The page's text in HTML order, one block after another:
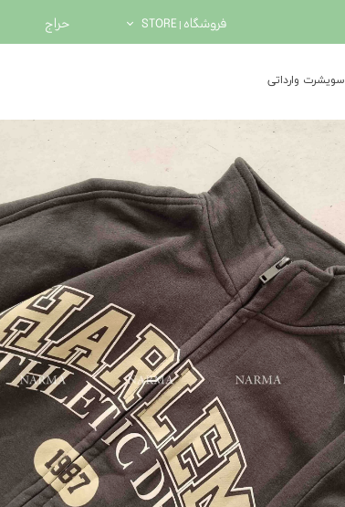
فروشگاه | STORE حراج
سویشرت وارداتی